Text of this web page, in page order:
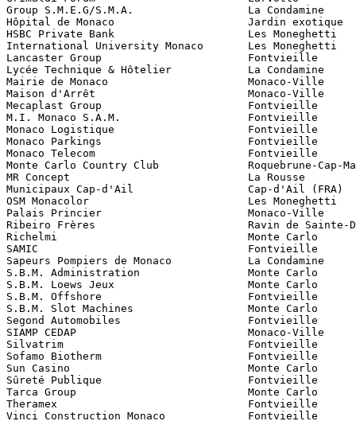
Group S.M.E.G/S.M.A.                  La Condamine
Hôpital de Monaco                     Jardin exotique
HSBC Private Bank                     Les Moneghetti
International University Monaco       Les Moneghetti
Lancaster Group                       Fontvieille
Lycée Technique & Hôtelier            La Condamine
Mairie de Monaco                      Monaco-Ville
Maison d'Arrêt                        Monaco-Ville
Mecaplast Group                       Fontvieille
M.I. Monaco S.A.M.                    Fontvieille
Monaco Logistique                     Fontvieille
Monaco Parkings                       Fontvieille
Monaco Telecom                        Fontvieille
Monte Carlo Country Club              Roquebrune-Cap-
MR Concept                            La Rousse
Municipaux Cap-d'Ail                  Cap-d'Ail (FRA)
OSM Monacolor                         Les Moneghetti
Palais Princier                       Monaco-Ville
Ribeiro Frères                        Ravin de Sainte-
Richelmi                              Monte Carlo
SAMIC                                 Fontvieille
Sapeurs Pompiers de Monaco            La Condamine
S.B.M. Administration                 Monte Carlo
S.B.M. Loews Jeux                     Monte Carlo
S.B.M. Offshore                       Fontvieille
S.B.M. Slot Machines                  Monte Carlo
Segond Automobiles                    Fontvieille
SIAMP CEDAP                           Monaco-Ville
Silvatrim                             Fontvieille
Sofamo Biotherm                       Fontvieille
Sun Casino                            Monte Carlo
Sûreté Publique                       Fontvieille
Tarca Group                           Monte Carlo
Theramex                              Fontvieille
Vinci Construction Monaco             Fontvieille